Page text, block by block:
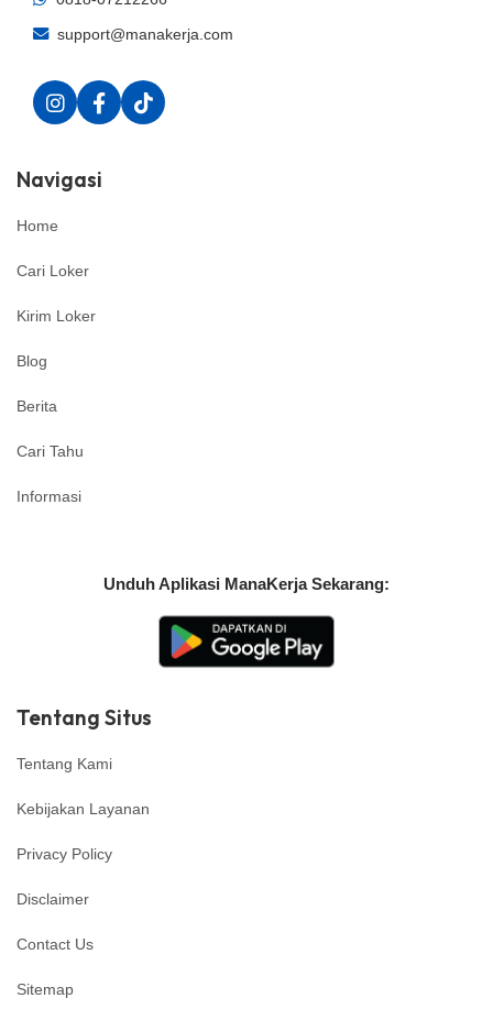
support@manakerja.com
Navigasi
Home
Cari Loker
Kirim Loker
Blog
Berita
Cari Tahu
Informasi
Unduh Aplikasi ManaKerja Sekarang:
Tentang Situs
Tentang Kami
Kebijakan Layanan
Privacy Policy
Disclaimer
Contact Us
Sitemap